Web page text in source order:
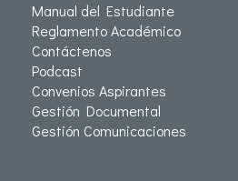
Manual del Estudiante
Reglamento Académico
Contáctenos
Podcast
Convenios Aspirantes
Gestión Documental
Gestión Comunicaciones